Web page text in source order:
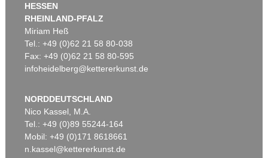
HESSEN
RHEINLAND-PFALZ
Miriam Heß
Tel.: +49 (0)62 21 58 80-038
Fax: +49 (0)62 21 58 80-595
infoheidelberg@kettererkunst.de
NORDDEUTSCHLAND
Nico Kassel, M.A.
Tel.: +49 (0)89 55244-164
Mobil: +49 (0)171 8618661
n.kassel@kettererkunst.de